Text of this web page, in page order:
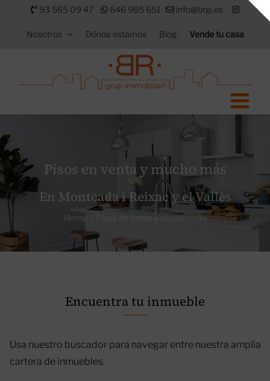
contenido
93 565 09 47 646 985 651 info@brgi.es
Nosotros Dónde estamos Blog Vende tu casa
Pisos en venta y mucho más
En Montcada i Reixac y el Vallès
Home Pisos en venta y mucho más
Encuentra tu inmueble
Usa nuestro buscador para navegar entre nuestra amplia
cartera de inmuebles.